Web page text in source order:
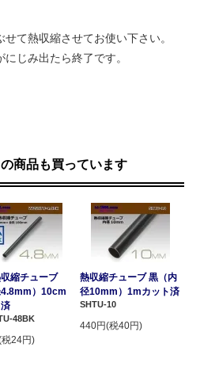
て熱収縮させてお使い下さい。
じみ出たら終了です。
商品も買っています
縮チューブ
4.8mm）10cm
48BK
24円)
熱収縮チューブ 黒（内
径10mm）1mカット済
SHTU-10
440円(税40円)